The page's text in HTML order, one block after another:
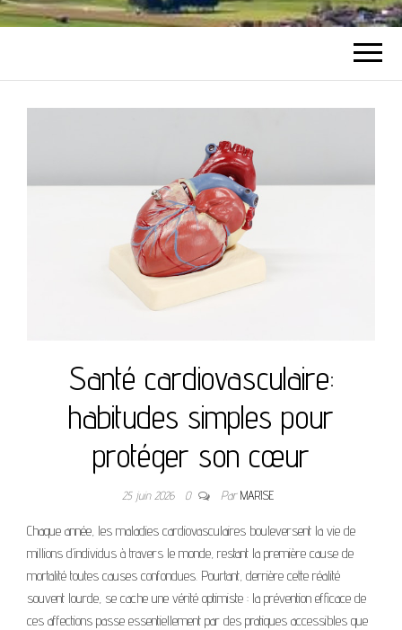
Santé cardiovasculaire:
habitudes simples pour
protéger son cœur
25 juin 2026 0 ParMARISE
Chaque année, les maladies cardiovasculaires bouleversent la vie de
millions d’individus à travers le monde, restant la première cause de
mortalité toutes causes confondues. Pourtant, derrière cette réalité
souvent lourde, se cache une vérité optimiste : la prévention efficace de
ces affections passe essentiellement par des pratiques accessibles que